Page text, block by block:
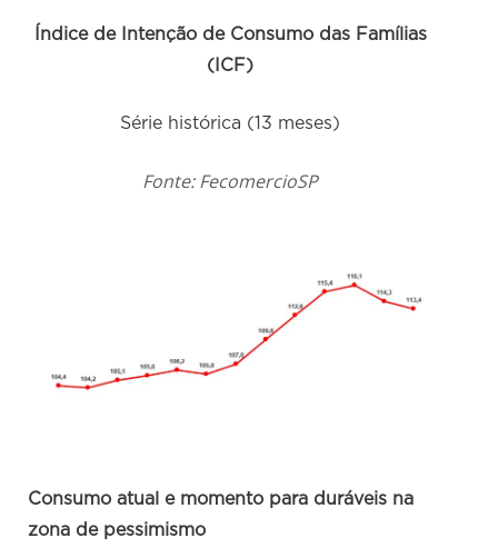
Índice de Intenção de Consumo das Famílias
(ICF)
Série histórica (13 meses)
Fonte: FecomercioSP
Consumo atual e momento para duráveis na
zona de pessimismo